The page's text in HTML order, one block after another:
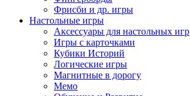
Фрисби и др. игры
Настольные игры
Аксессуары для настольных игр
Игры с карточками
Кубики Историй
Логические игры
Магнитные в дорогу
Мемо